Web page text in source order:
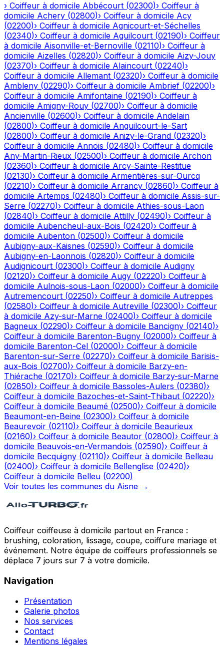
› Coiffeur à domicile Abbécourt (02300)› Coiffeur à
domicile Achery (02800)› Coiffeur à domicile Acy
(02200)› Coiffeur à domicile Agnicourt-et-Séchelles
(02340)› Coiffeur à domicile Aguilcourt (02190)› Coiffeur
à domicile Aisonville-et-Bernoville (02110)› Coiffeur à
domicile Aizelles (02820)› Coiffeur à domicile Aizy-Jouy
(02370)› Coiffeur à domicile Alaincourt (02240)›
Coiffeur à domicile Allemant (02320)› Coiffeur à domicile
Ambleny (02290)› Coiffeur à domicile Ambrief (02200)›
Coiffeur à domicile Amifontaine (02190)› Coiffeur à
domicile Amigny-Rouy (02700)› Coiffeur à domicile
Ancienville (02600)› Coiffeur à domicile Andelain
(02800)› Coiffeur à domicile Anguilcourt-le-Sart
(02800)› Coiffeur à domicile Anizy-le-Grand (02320)›
Coiffeur à domicile Annois (02480)› Coiffeur à domicile
Any-Martin-Rieux (02500)› Coiffeur à domicile Archon
(02360)› Coiffeur à domicile Arcy-Sainte-Restitue
(02130)› Coiffeur à domicile Armentières-sur-Ourcq
(02210)› Coiffeur à domicile Arrancy (02860)› Coiffeur à
domicile Artemps (02480)› Coiffeur à domicile Assis-sur-
Serre (02270)› Coiffeur à domicile Athies-sous-Laon
(02840)› Coiffeur à domicile Attilly (02490)› Coiffeur à
domicile Aubencheul-aux-Bois (02420)› Coiffeur à
domicile Aubenton (02500)› Coiffeur à domicile
Aubigny-aux-Kaisnes (02590)› Coiffeur à domicile
Aubigny-en-Laonnois (02820)› Coiffeur à domicile
Audignicourt (02300)› Coiffeur à domicile Audigny
(02120)› Coiffeur à domicile Augy (02220)› Coiffeur à
domicile Aulnois-sous-Laon (02000)› Coiffeur à domicile
Autremencourt (02250)› Coiffeur à domicile Autreppes
(02580)› Coiffeur à domicile Autreville (02300)› Coiffeur
à domicile Azy-sur-Marne (02400)› Coiffeur à domicile
Bagneux (02290)› Coiffeur à domicile Bancigny (02140)›
Coiffeur à domicile Barenton-Bugny (02000)› Coiffeur à
domicile Barenton-Cel (02000)› Coiffeur à domicile
Barenton-sur-Serre (02270)› Coiffeur à domicile Barisis-
aux-Bois (02700)› Coiffeur à domicile Barzy-en-
Thiérache (02170)› Coiffeur à domicile Barzy-sur-Marne
(02850)› Coiffeur à domicile Bassoles-Aulers (02380)›
Coiffeur à domicile Bazoches-et-Saint-Thibaut (02220)›
Coiffeur à domicile Beaumé (02500)› Coiffeur à domicile
Beaumont-en-Beine (02300)› Coiffeur à domicile
Beaurevoir (02110)› Coiffeur à domicile Beaurieux
(02160)› Coiffeur à domicile Beautor (02800)› Coiffeur à
domicile Beauvois-en-Vermandois (02590)› Coiffeur à
domicile Becquigny (02110)› Coiffeur à domicile Belleau
(02400)› Coiffeur à domicile Bellenglise (02420)›
Coiffeur à domicile Belleu (02200)
Voir toutes les communes du Aisne →
Coiffeur coiffeuse à domicile partout en France :
brushing, coloration, lissage, coupe, coiffure mariage et
événement. Notre équipe de coiffeurs professionnels se
déplace 7 jours sur 7 à votre domicile.
Navigation
Présentation
Galerie photos
Nos services
Contact
Mentions légales